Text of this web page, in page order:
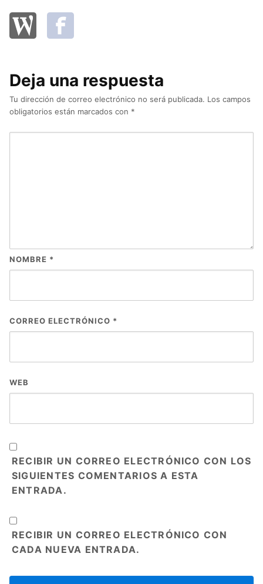
Deja una respuesta
Tu dirección de correo electrónico no será publicada. Los campos
obligatorios están marcados con *
NOMBRE *
CORREO ELECTRÓNICO *
WEB
RECIBIR UN CORREO ELECTRÓNICO CON LOS
SIGUIENTES COMENTARIOS A ESTA
ENTRADA.
RECIBIR UN CORREO ELECTRÓNICO CON
CADA NUEVA ENTRADA.